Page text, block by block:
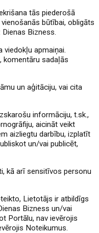
tās piederošā
būtībai, obligāts
Bizness.
viedokļu apmaiņai.
komentāru sadaļās
un aģitāciju, vai cita
informāciju, t.sk.,
aicināt veikt
aizliegtu darbību, izplatīt
un/vai publicēt,
kā arī sensitīvos personu
Lietotājs ir atbildīgs
Bizness un/vai
Portālu, nav ievērojis
Noteikumus.